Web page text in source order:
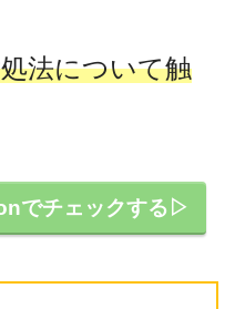
法について触
でチェックする▷